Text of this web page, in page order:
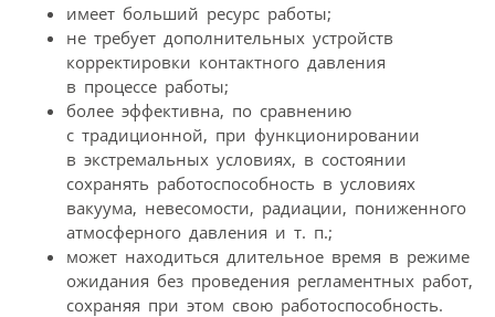
имеет больший ресурс работы;
не требует дополнительных устройств
корректировки контактного давления
в процессе работы;
более эффективна, по сравнению
с традиционной, при функционировании
в экстремальных условиях, в состоянии
сохранять работоспособность в условиях
вакуума, невесомости, радиации, пониженного
атмосферного давления и т. п.;
может находиться длительное время в режиме
ожидания без проведения регламентных работ,
сохраняя при этом свою работоспособность.